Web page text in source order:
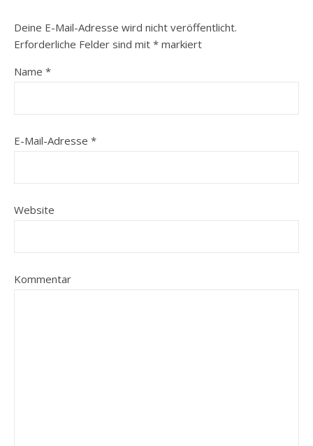
Deine E-Mail-Adresse wird nicht veröffentlicht.
Erforderliche Felder sind mit * markiert
Name *
E-Mail-Adresse *
Website
Kommentar